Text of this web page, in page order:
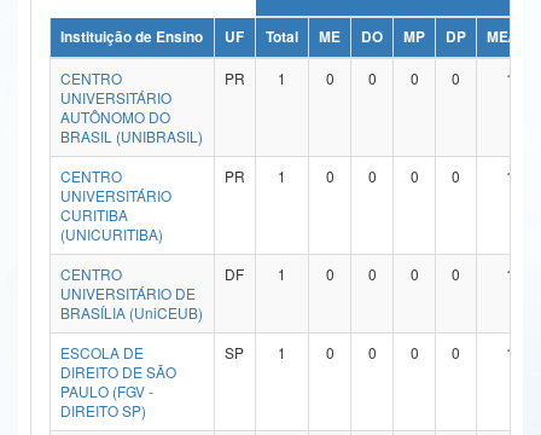
Ministério da Ciência, Tecnologia, Inovações e Comunicações
Ministério do Meio Ambiente
Ministério do Turismo
Ministério do Desenvolvimento Regional
Controladoria-Geral da União
Ministério da Mulher, da Família e dos Direitos Humanos
Secretaria-Geral
Secretaria de Governo
Gabinete de Segurança Institucional
Instituição de Ensino UF Total ME DO MP DP
ME/DO
CENTRO
UNIVERSITÁRIO
AUTÔNOMO DO
BRASIL (UNIBRASIL)
PR 1 0 0 0 0 1
CENTRO
UNIVERSITÁRIO
CURITIBA
(UNICURITIBA)
PR 1 0 0 0 0 1
CENTRO
UNIVERSITÁRIO DE
BRASÍLIA (UniCEUB)
DF 1 0 0 0 0 1
ESCOLA DE
DIREITO DE SÃO
PAULO (FGV -
DIREITO SP)
SP 1 0 0 0 0 1